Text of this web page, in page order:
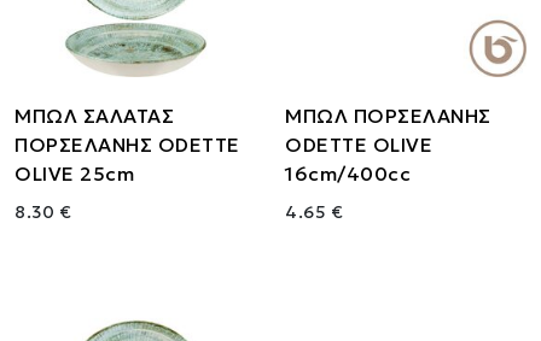
ΜΠΩΛ ΣΑΛΑΤΑΣ
ΠΟΡΣΕΛΑΝΗΣ ODETTE
OLIVE 25cm
8.30 €
ΜΠΩΛ ΠΟΡΣΕΛΑΝΗΣ
ODETTE OLIVE
16cm/400cc
4.65 €